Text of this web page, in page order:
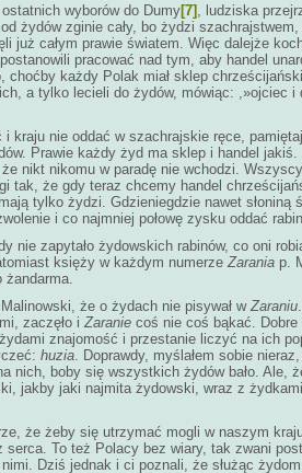
wyborów do Dumy[7] , ludziska
żydów zginie cały, bo żydzi
już całym prawie światem. Więc dalejże
pracować nad tym, aby handel
choćby każdy Polak miał sklep
a tylko lecieli do żydów, mówiąc: ,»ojciec i
kraju nie oddać w szachrajskie ręce,
Prawie każdy żyd ma sklep i handel jakiś.
nikt nikomu w paradę nie wchodzi.
tak, że gdy teraz chcemy handel
tylko żydzi. Gdzieniegdzie nawet słoniną
i co najmniej połowę zysku oddać
nie zapytało żydowskich rabinów, co oni
księży w każdym numerze Zarania p.
żandarma.
że o żydach nie pisywał wZaraniu
zaczęło i Zaranie coś nie coś bąkać.
znajomość i przestanie liczyć na ich
huzia. Doprawdy, myślałem sobie
nich, boby się wszystkich żydów bało. Ale,
jakby jaki najmita żydowski, wraz z
że żeby się utrzymać mogli w naszym
serca. To też Polacy bez wiary, tak zwani
Dziś jednak i ci poznali, że służąc